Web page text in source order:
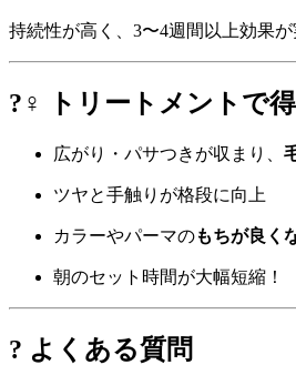
持続性が高く、3〜4週間以上効果が
?‍♀️ トリートメントで
広がり・パサつきが収まり、
ツヤと手触りが格段に向上
カラーやパーマのもちが良く
朝のセット時間が大幅短縮！
? よくある質問